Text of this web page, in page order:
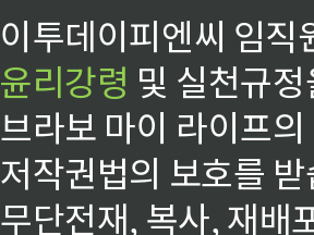
이투데이피엔씨 임
윤리강령 및 실천규
브라보 마이 라이프
저작권법의 보호를
무단전재, 복사, 재배